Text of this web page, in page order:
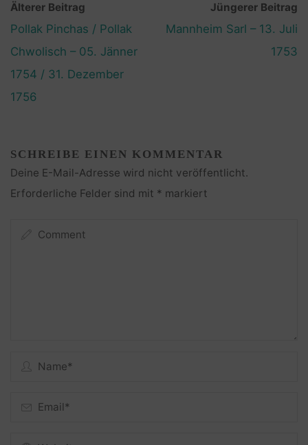
Älterer Beitrag
Pollak Pinchas / Pollak
Chwolisch – 05. Jänner
1754 / 31. Dezember
1756
Jüngerer Beitrag
Mannheim Sarl – 13. Juli
1753
SCHREIBE EINEN KOMMENTAR
Deine E-Mail-Adresse wird nicht veröffentlicht.
Erforderliche Felder sind mit * markiert